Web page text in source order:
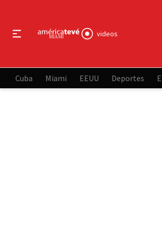
videos
Cuba Miami EEUU Deportes